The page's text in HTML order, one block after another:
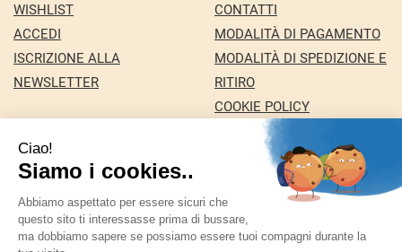
WISHLIST
ACCEDI
ISCRIZIONE ALLA
NEWSLETTER
CONTATTI
MODALITÀ DI PAGAMENTO
MODALITÀ DI SPEDIZIONE E
RITIRO
COOKIE POLICY
INFORMATIVA PRIVACY
Farmacia Nuova snc dei Dottori Marco e
Giuseppina Fortini - Via Italia 72 24068 Seriate (BG)
marforti@tin.it|Tel.: 035294031| P.Iva: 03258590169 |